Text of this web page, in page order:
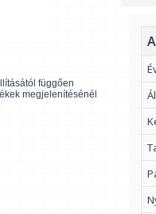
függően
megjelenítésénél